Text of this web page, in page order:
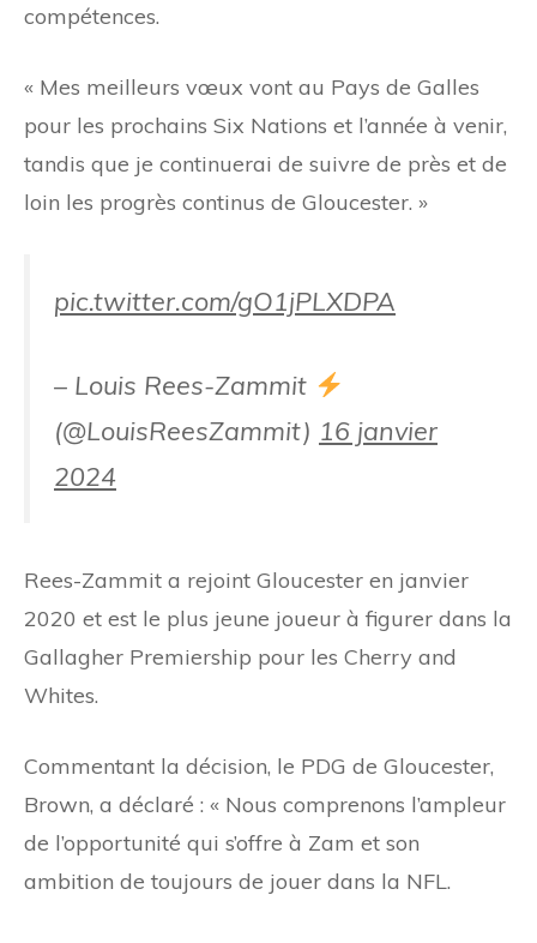
compétences.
« Mes meilleurs vœux vont au Pays de Galles
pour les prochains Six Nations et l’année à venir,
tandis que je continuerai de suivre de près et de
loin les progrès continus de Gloucester. »
pic.twitter.com/gO1jPLXDPA
– Louis Rees-Zammit
(@LouisReesZammit) 16 janvier
2024
Rees-Zammit a rejoint Gloucester en janvier
2020 et est le plus jeune joueur à figurer dans la
Gallagher Premiership pour les Cherry and
Whites.
Commentant la décision, le PDG de Gloucester,
Brown, a déclaré : « Nous comprenons l’ampleur
de l’opportunité qui s’offre à Zam et son
ambition de toujours de jouer dans la NFL.